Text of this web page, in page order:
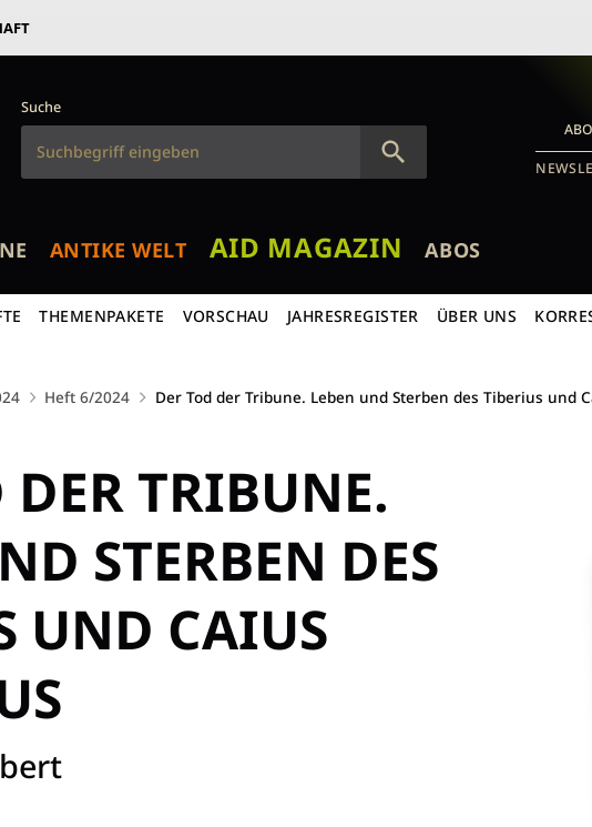
Suche
ABO
ANTIKE WELT AID MAGAZIN ABOS
THEMENPAKETE VORSCHAU JAHRESREGISTER ÜBER UNS
Heft 6/2024 Der Tod der Tribune. Leben und Sterben des Tiberius und
DER TRIBUNE.
STERBEN DES
UND CAIUS